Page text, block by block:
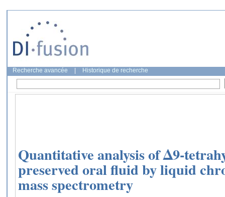
Recherche avancée Historique de recherche
Quantitative analysis of Δ9-
preserved oral fluid by liquid
mass spectrometry